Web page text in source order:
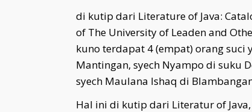
di kutip dari Literature of Java:
of The University of Leaden and
kuno terdapat 4 (empat) orang suci
Mantingan, syech Nyampo di suku
syech Maulana Ishaq di
Hal ini di kutip dari Literatur of Java,